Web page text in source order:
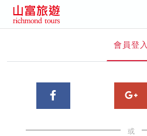
會員登入
或